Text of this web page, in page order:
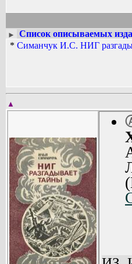
►
Список описываемых
* Симанчук И.С. НИГ
▲